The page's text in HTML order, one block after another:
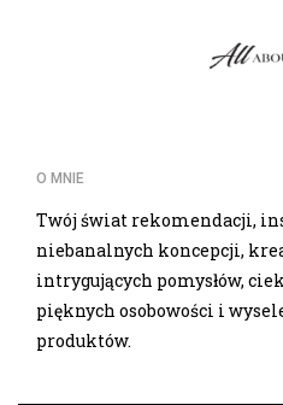
O MNIE
Twój świat rekomendacji,
niebanalnych koncepcji,
intrygujących pomysłów,
pięknych osobowości i
produktów.